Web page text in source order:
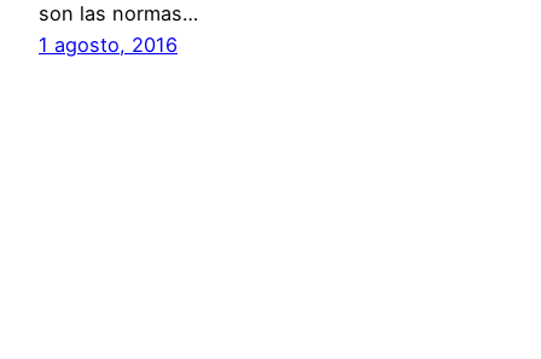
son las normas…
1 agosto, 2016